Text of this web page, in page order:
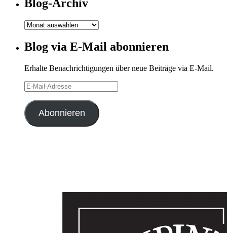
Blog-Archiv
Blog-
Blog via E-Mail abonnieren
Erhalte Benachrichtigungen über neue Beiträge via E-Mail.
E-
Mail-
Adresse
Abonnieren